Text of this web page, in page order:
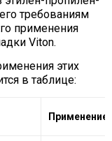
требованиям
применения
Viton.
этих
в таблице:
Применение